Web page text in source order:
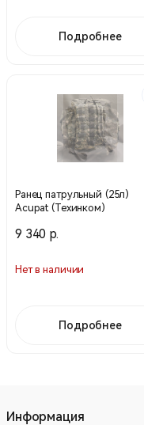
Подробнее
Ранец патрульный (25л)
Acupat (Техинком)
9 340 р.
Нет в наличии
Подробнее
Информация